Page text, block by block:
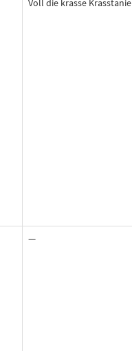
Voll die krasse Krasstanie
—